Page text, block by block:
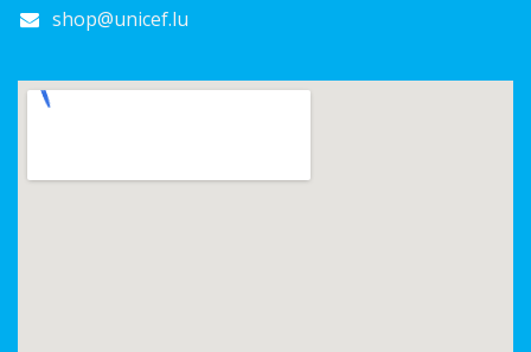
shop@unicef.lu